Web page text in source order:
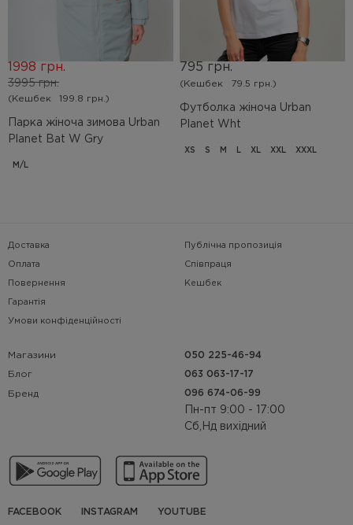
Парка жіноча зимова Urban
Planet Bat W Gry
3995 грн.
1998 грн.
(Кешбек 199.8 грн.)
M/L
Футболка жіноча Urban
Planet Wht
795 грн.
(Кешбек 79.5 грн.)
XS S M L XL XXL XXXL
Доставка
Оплата
Повернення
Гарантія
Умови конфіденційності
Публічна пропозиція
Співпраця
Кешбек
Магазини
Блог
Бренд
050 225-46-94
063 063-17-17
096 674-06-99
Пн-пт 9:00 - 17:00
Сб,Нд вихідний
FACEBOOK INSTAGRAM YOUTUBE